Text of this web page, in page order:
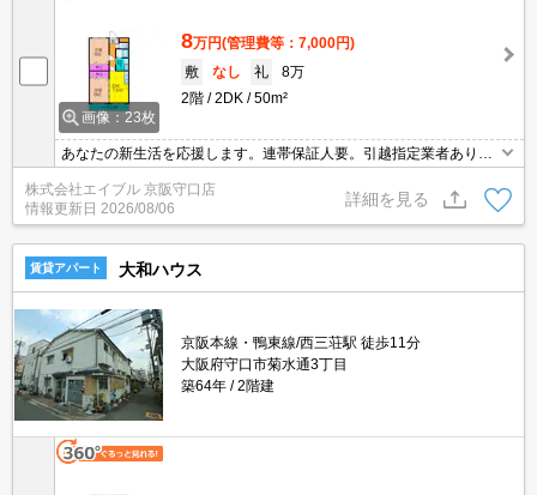
画像：23枚
8万円(管理費等：7,000円)
敷
なし 礼
8万
2階
2DK 50m²
あなたの新生活を応援します。連帯保証人要。引越指定業者あり。
株式会社エイブル 京阪守口店
情報更新日 2026/08/06
詳細を見る
賃貸アパート 大和ハウス
京阪本線・鴨東線/西三荘駅 徒歩11分
大阪府守口市菊水通3丁目
築64年
2階建